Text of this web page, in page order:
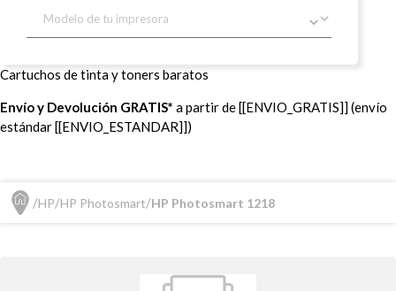
Cartuchos de tinta y toners baratos
Envío y Devolución GRATIS* a partir de [[ENVIO_GRATIS]] (envío
estándar [[ENVIO_ESTANDAR]])
HP HP Photosmart HP Photosmart 1218